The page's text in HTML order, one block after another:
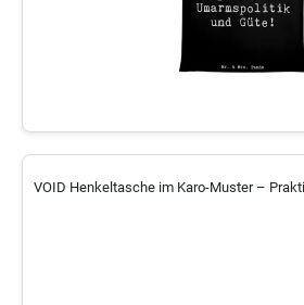
VOID Henkeltasche im Karo-Muster –